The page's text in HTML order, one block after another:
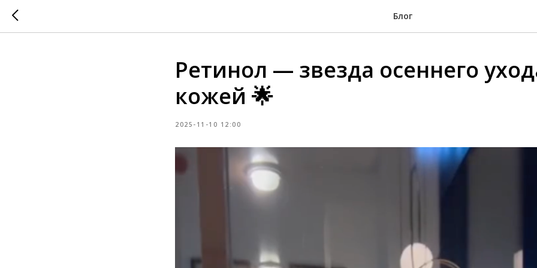
Блог
Ретинол — звезда осеннего
кожей 🌟
2025-11-10 12:00